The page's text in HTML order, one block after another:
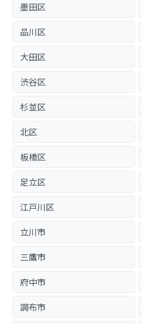
墨田区
品川区
大田区
渋谷区
杉並区
北区
板橋区
足立区
江戸川区
立川市
三鷹市
府中市
調布市